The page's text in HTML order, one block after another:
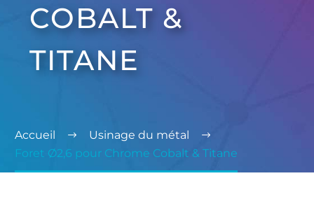
COBALT &
TITANE
Accueil
Usinage du métal
Foret Ø2,6 pour Chrome Cobalt & Titane